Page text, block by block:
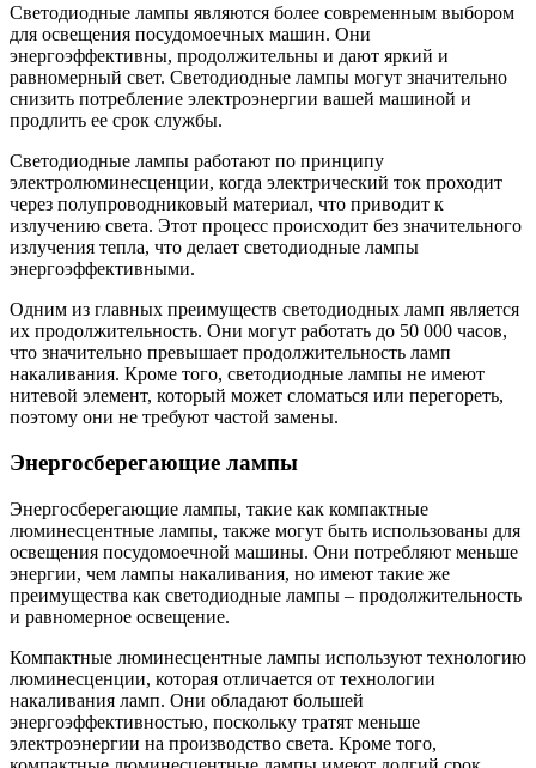
Светодиодные лампы являются более современным выбором
для освещения посудомоечных машин. Они
энергоэффективны, продолжительны и дают яркий и
равномерный свет. Светодиодные лампы могут значительно
снизить потребление электроэнергии вашей машиной и
продлить ее срок службы.
Светодиодные лампы работают по принципу
электролюминесценции, когда электрический ток проходит
через полупроводниковый материал, что приводит к
излучению света. Этот процесс происходит без значительного
излучения тепла, что делает светодиодные лампы
энергоэффективными.
Одним из главных преимуществ светодиодных ламп является
их продолжительность. Они могут работать до 50 000 часов,
что значительно превышает продолжительность ламп
накаливания. Кроме того, светодиодные лампы не имеют
нитевой элемент, который может сломаться или перегореть,
поэтому они не требуют частой замены.
Энергосберегающие лампы
Энергосберегающие лампы, такие как компактные
люминесцентные лампы, также могут быть использованы для
освещения посудомоечной машины. Они потребляют меньше
энергии, чем лампы накаливания, но имеют такие же
преимущества как светодиодные лампы – продолжительность
и равномерное освещение.
Компактные люминесцентные лампы используют технологию
люминесценции, которая отличается от технологии
накаливания ламп. Они обладают большей
энергоэффективностью, поскольку тратят меньше
электроэнергии на производство света. Кроме того,